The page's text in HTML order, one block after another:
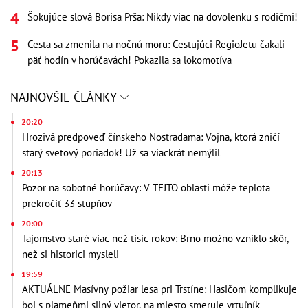
Šokujúce slová Borisa Prša: Nikdy viac na dovolenku s rodičmi!
Cesta sa zmenila na nočnú moru: Cestujúci RegioJetu čakali
päť hodín v horúčavách! Pokazila sa lokomotíva
NAJNOVŠIE ČLÁNKY
20:20
Hrozivá predpoveď čínskeho Nostradama: Vojna, ktorá zničí
starý svetový poriadok! Už sa viackrát nemýlil
20:13
Pozor na sobotné horúčavy: V TEJTO oblasti môže teplota
prekročiť 33 stupňov
20:00
Tajomstvo staré viac než tisíc rokov: Brno možno vzniklo skôr,
než si historici mysleli
19:59
AKTUÁLNE Masívny požiar lesa pri Trstíne: Hasičom komplikuje
boj s plameňmi silný vietor, na miesto smeruje vrtuľník